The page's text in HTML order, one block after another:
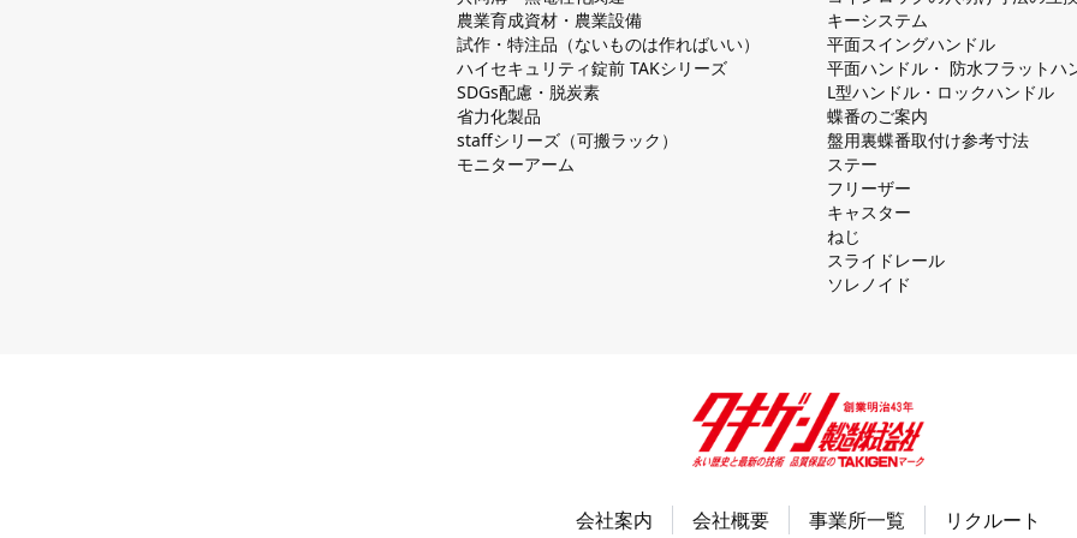
農業育成資材・農業設備
試作・特注品（ないものは作ればいい）
ハイセキュリティ錠前 TAKシリーズ
SDGs配慮・脱炭素
省力化製品
staffシリーズ（可搬ラック）
モニターアーム
キーシステム
平⾯スイングハンドル
平⾯ハンドル・ 防⽔フラットハ
L型ハンドル・ロックハンドル
蝶番のご案内
盤⽤裏蝶番取付け参考⼨法
ステー
フリーザー
キャスター
ねじ
スライドレール
ソレノイド
会社案内 会社概要 事業所一覧 リクルート